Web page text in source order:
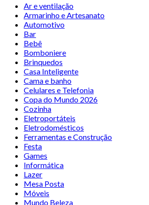
Ar e ventilação
Armarinho e Artesanato
Automotivo
Bar
Bebê
Bomboniere
Brinquedos
Casa Inteligente
Cama e banho
Celulares e Telefonia
Copa do Mundo 2026
Cozinha
Eletroportáteis
Eletrodomésticos
Ferramentas e Construção
Festa
Games
Informática
Lazer
Mesa Posta
Móveis
Mundo Beleza